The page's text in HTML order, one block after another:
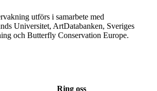
utförs i samarbete med
Universitet, ArtDatabanken, Sveriges
och Butterfly Conservation Europe.
Ring oss